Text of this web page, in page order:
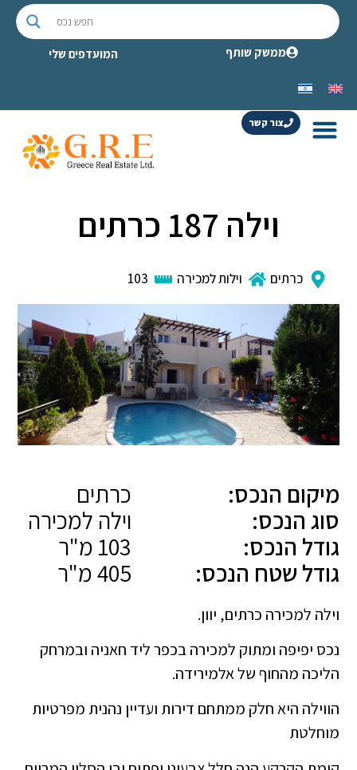
ממשק שותף המועדפים שלי
צור קשר
וילה 187 כרתים
כרתים וילות למכירה 103
מיקום הנכס:
כרתים
סוג הנכס:
וילה למכירה
גודל הנכס:
גודל שטח הנכס:
וילה למכירה כרתים, יוון.
נכס יפיפה ומתוק למכירה בכפר ליד חאניה ובמרחק
הליכה מהחוף של אלמירידה.
הווילה היא חלק ממתחם דירות ועדיין נהנית מפרטיות
מוחלטת